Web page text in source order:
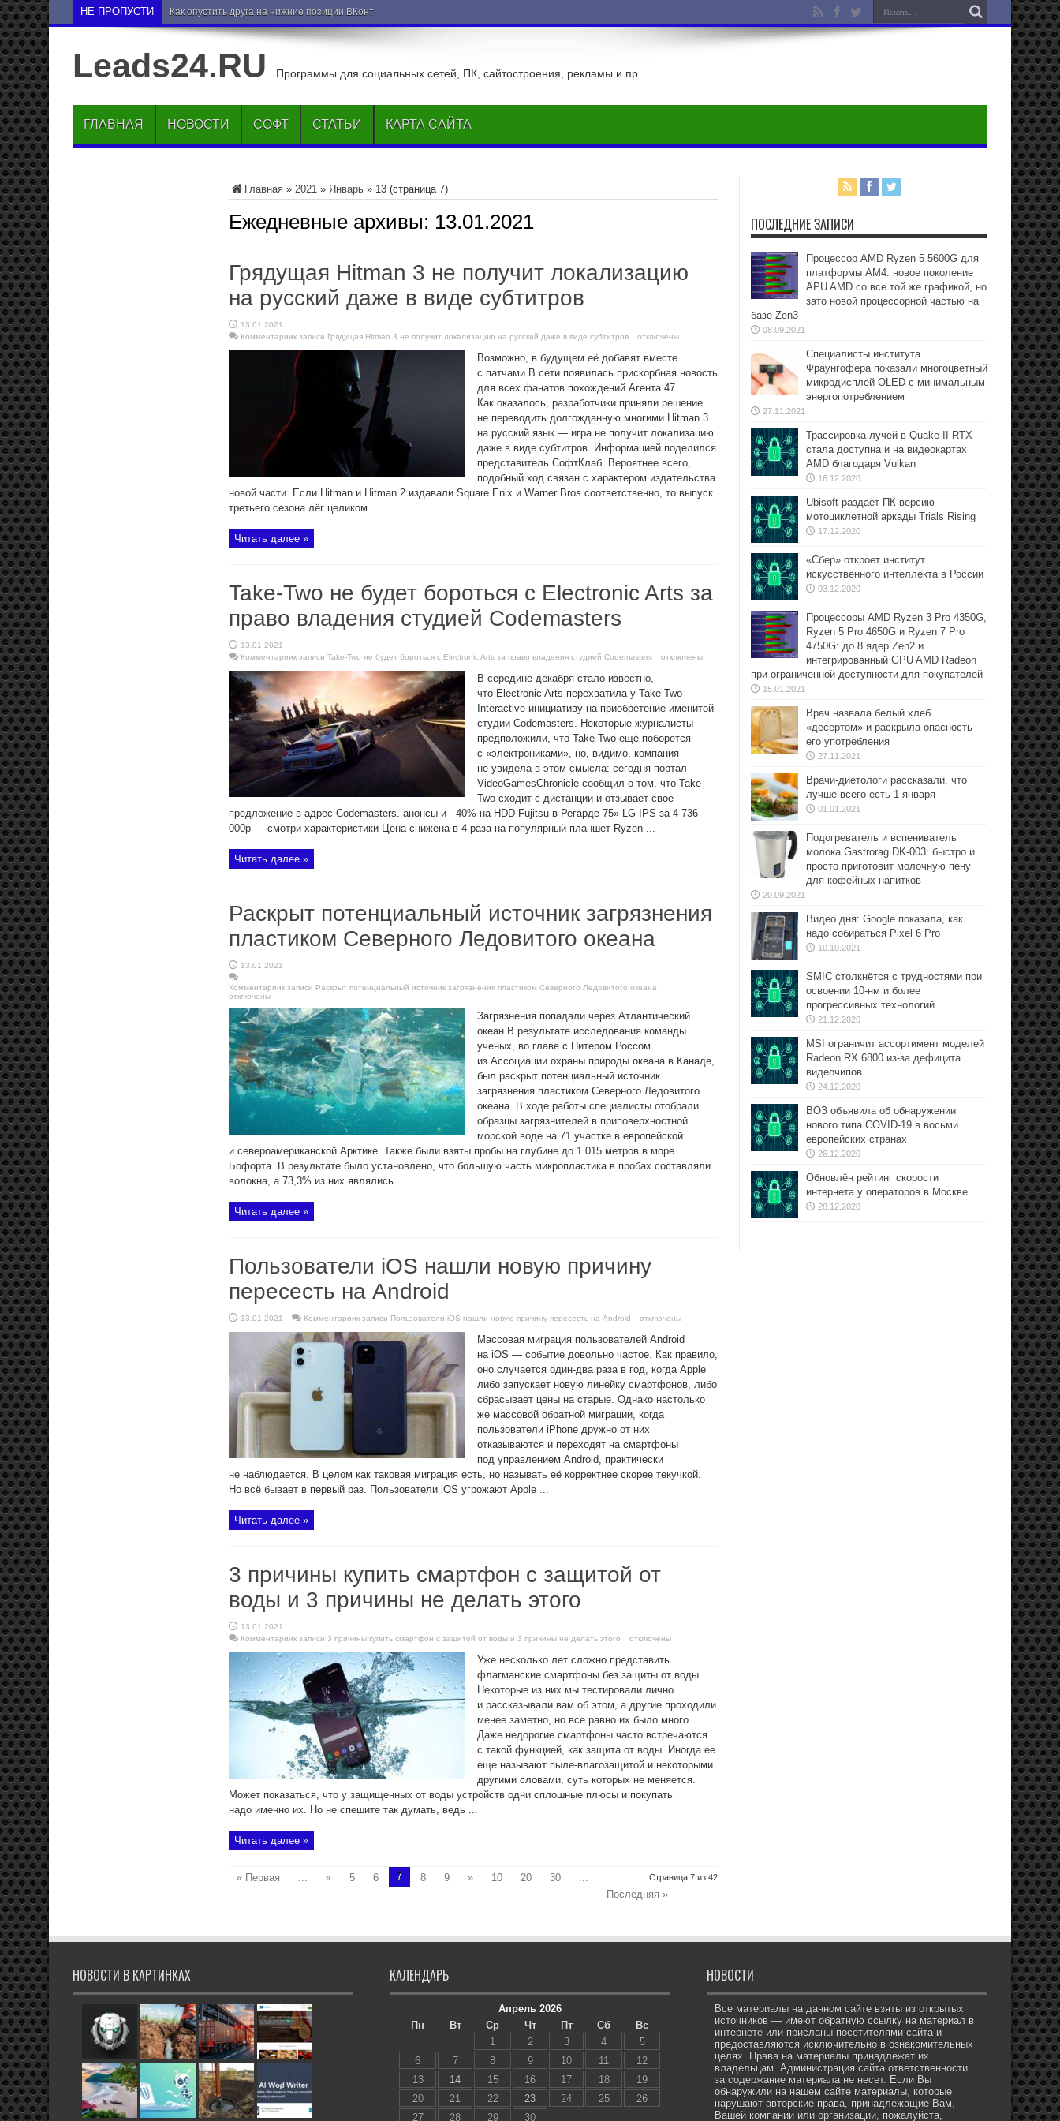
НЕ ПРОПУСТИ Как опустить друга на нижние позиции ВКонтакте
Leads24.RU Программы для социальных сетей, ПК, сайтостроения, рекламы и пр.
ГЛАВНАЯ НОВОСТИ СОФТ СТАТЬИ КАРТА САЙТА
Главная » 2021 » Январь » 13 (страница 7)
Ежедневные архивы: 13.01.2021
Грядущая Hitman 3 не получит локализацию
на русский даже в виде субтитров
13.01.2021
Комментариик записи Грядущая Hitman 3 не получит локализацию на русский даже в виде субтитров отключены
Возможно, в будущем её добавят вместе
с патчами В сети появилась прискорбная новость
для всех фанатов похождений Агента 47.
Как оказалось, разработчики приняли решение
не переводить долгожданную многими Hitman 3
на русский язык — игра не получит локализацию
даже в виде субтитров. Информацией поделился
представитель СофтКлаб. Вероятнее всего,
подобный ход связан с характером издательства
новой части. Если Hitman и Hitman 2 издавали Square Enix и Warner Bros соответственно, то выпуск
третьего сезона лёг целиком ...
Читать далее »
Take-Two не будет бороться с Electronic Arts за
право владения студией Codemasters
13.01.2021
Комментариик записи Take-Two не будет бороться с Electronic Arts за право владения студией Codemasters отключены
В середине декабря стало известно,
что Electronic Arts перехватила у Take-Two
Interactive инициативу на приобретение именитой
студии Codemasters. Некоторые журналисты
предположили, что Take-Two ещё поборется
с «электрониками», но, видимо, компания
не увидела в этом смысла: сегодня портал
VideoGamesChronicle сообщил о том, что Take-
Two сходит с дистанции и отзывает своё
предложение в адрес Codemasters. анонсы и -40% на HDD Fujitsu в Регарде 75» LG IPS за 4 736
000р — смотри характеристики Цена снижена в 4 раза на популярный планшет Ryzen ...
Читать далее »
Раскрыт потенциальный источник загрязнения
пластиком Северного Ледовитого океана
13.01.2021
Комментариик записи Раскрыт потенциальный источник загрязнения пластиком Северного Ледовитого океана
отключены
Загрязнения попадали через Атлантический
океан В результате исследования команды
ученых, во главе с Питером Россом
из Ассоциации охраны природы океана в Канаде,
был раскрыт потенциальный источник
загрязнения пластиком Северного Ледовитого
океана. В ходе работы специалисты отобрали
образцы загрязнителей в приповерхностной
морской воде на 71 участке в европейской
и североамериканской Арктике. Также были взяты пробы на глубине до 1 015 метров в море
Бофорта. В результате было установлено, что большую часть микропластика в пробах составляли
волокна, а 73,3% из них являлись ...
Читать далее »
Пользователи iOS нашли новую причину
пересесть на Android
13.01.2021 Комментариик записи Пользователи iOS нашли новую причину пересесть на Android отключены
Массовая миграция пользователей Android
на iOS — событие довольно частое. Как правило,
оно случается один-два раза в год, когда Apple
либо запускает новую линейку смартфонов, либо
сбрасывает цены на старые. Однако настолько
же массовой обратной миграции, когда
пользователи iPhone дружно от них
отказываются и переходят на смартфоны
под управлением Android, практически
не наблюдается. В целом как таковая миграция есть, но называть её корректнее скорее текучкой.
Но всё бывает в первый раз. Пользователи iOS угрожают Apple ...
Читать далее »
3 причины купить смартфон с защитой от
воды и 3 причины не делать этого
13.01.2021
Комментариик записи 3 причины купить смартфон с защитой от воды и 3 причины не делать этого отключены
Уже несколько лет сложно представить
флагманские смартфоны без защиты от воды.
Некоторые из них мы тестировали лично
и рассказывали вам об этом, а другие проходили
менее заметно, но все равно их было много.
Даже недорогие смартфоны часто встречаются
с такой функцией, как защита от воды. Иногда ее
еще называют пыле-влагозащитой и некоторыми
другими словами, суть которых не меняется.
Может показаться, что у защищенных от воды устройств одни сплошные плюсы и покупать
надо именно их. Но не спешите так думать, ведь ...
Читать далее »
Страница 7 из 42
« Первая ... « 5 6 7 8 9 » 10 20 30
...
Последняя »
ПОСЛЕДНИЕ ЗАПИСИ
Процессор AMD Ryzen 5 5600G для
платформы АМ4: новое поколение
APU AMD со все той же графикой, но
зато новой процессорной частью на
базе Zen3
08.09.2021
Специалисты института
Фраунгофера показали многоцветный
микродисплей OLED с минимальным
энергопотреблением
27.11.2021
Трассировка лучей в Quake II RTX
стала доступна и на видеокартах
AMD благодаря Vulkan
16.12.2020
Ubisoft раздаёт ПК-версию
мотоциклетной аркады Trials Rising
17.12.2020
«Сбер» откроет институт
искусственного интеллекта в России
03.12.2020
Процессоры AMD Ryzen 3 Pro 4350G,
Ryzen 5 Pro 4650G и Ryzen 7 Pro
4750G: до 8 ядер Zen2 и
интегрированный GPU AMD Radeon
при ограниченной доступности для покупателей
15.01.2021
Врач назвала белый хлеб
«десертом» и раскрыла опасность
его употребления
27.11.2021
Врачи-диетологи рассказали, что
лучше всего есть 1 января
01.01.2021
Подогреватель и вспениватель
молока Gastrorag DK-003: быстро и
просто приготовит молочную пену
для кофейных напитков
20.09.2021
Видео дня: Google показала, как
надо собираться Pixel 6 Pro
10.10.2021
SMIC столкнётся с трудностями при
освоении 10-нм и более
прогрессивных технологий
21.12.2020
MSI ограничит ассортимент моделей
Radeon RX 6800 из-за дефицита
видеочипов
24.12.2020
ВОЗ объявила об обнаружении
нового типа COVID-19 в восьми
европейских странах
26.12.2020
Обновлён рейтинг скорости
интернета у операторов в Москве
28.12.2020
НОВОСТИ В КАРТИНКАХ КАЛЕНДАРЬ
Апрель 2026
Пн
Вт Ср Чт Пт Сб
Вс
1
2 3 4
5
6
7 8 9 10 11
12
13
14 15 16 17 18
19
20
21 22 23 24 25
26
27
28 29 30
НОВОСТИ
Все материалы на данном сайте взяты из открытых
источников — имеют обратную ссылку на материал в
интернете или присланы посетителями сайта и
предоставляются исключительно в ознакомительных
целях. Права на материалы принадлежат их
владельцам. Администрация сайта ответственности
за содержание материала не несет. Если Вы
обнаружили на нашем сайте материалы, которые
нарушают авторские права, принадлежащие Вам,
Вашей компании или организации, пожалуйста,